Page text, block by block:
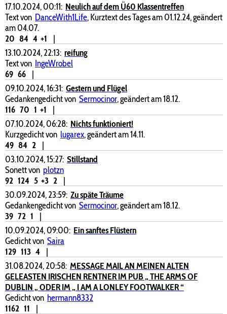
17.10.2024, 00:11: Neulich auf dem Ü60 Klassentreffen
Text von DanceWith1Life, Kurztext des Tages am 01.12.24, geändert
am 04.07.
20 84 4 +1
|
13.10.2024, 22:13: reifung
Text von IngeWrobel
69 66
|
09.10.2024, 16:31: Gestern und Flügel
Gedankengedicht von Sermocinor, geändert am 18.12.
116 70 1 +1
|
07.10.2024, 06:28: Nichts funktioniert!
Kurzgedicht von lugarex, geändert am 14.11.
49 84 2
|
03.10.2024, 15:27: Stillstand
Sonett von plotzn
92 124 5 +3 2
|
30.09.2024, 23:59: Zu späte Träume
Gedankengedicht von Sermocinor, geändert am 18.12.
39 72 1
|
10.09.2024, 09:00: Ein sanftes Flüstern
Gedicht von Saira
129 113 4
|
31.08.2024, 20:58: MESSAGE MAIL AN MEINEN ALTEN
GELEASTEN IRISCHEN RENTNER IM PUB „ THE ARMS OF
DUBLIN „ ODER IM „ I AM A LONLEY FOOTWALKER “
Gedicht von hermann8332
1162 11
|